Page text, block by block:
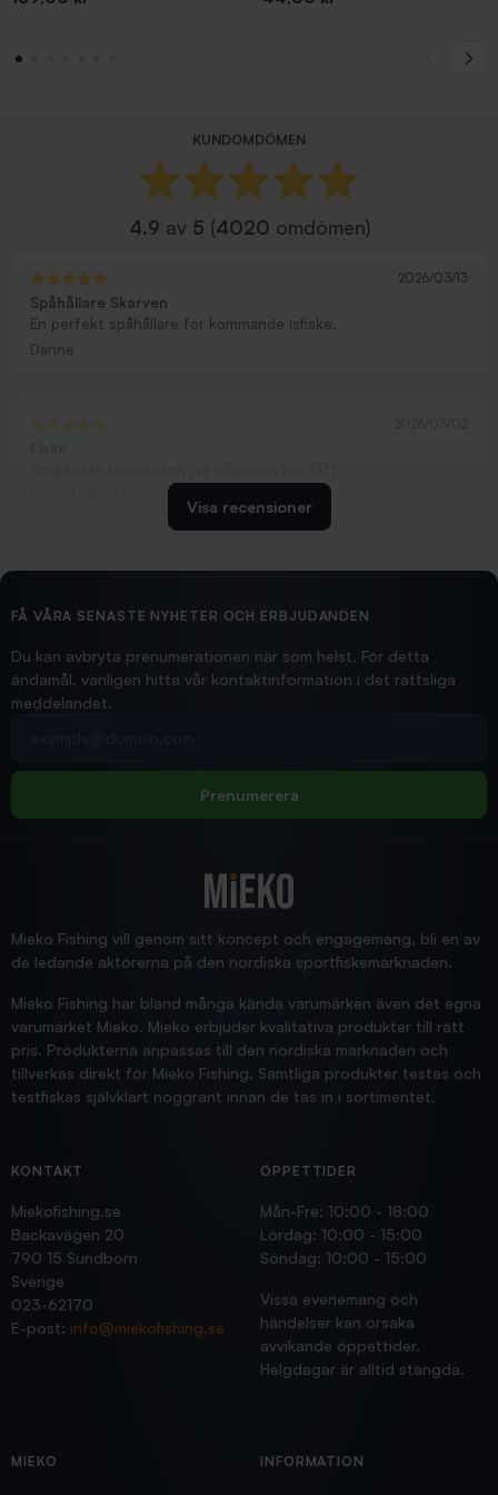
KUNDOMDÖMEN
4.9 av 5 (4020 omdömen)
2026/03/13
Spåhållare Skarven
En perfekt spåhållare för kommande isfiske.
Danne
2026/02/19
Hittade exakt vad jag behövde. Snabb och bra...
Jensa
Visa recensioner
FÅ VÅRA SENASTE NYHETER OCH ERBJUDANDEN
Du kan avbryta prenumerationen när som helst. För detta
ändamål, vänligen hitta vår kontaktinformation i det rättsliga
meddelandet.
Prenumerera
Mieko Fishing vill genom sitt koncept och engagemang, bli en av
de ledande aktörerna på den nordiska sportfiskemarknaden.
Mieko Fishing har bland många kända varumärken även det egna
varumärket Mieko. Mieko erbjuder kvalitativa produkter till rätt
pris. Produkterna anpassas till den nordiska marknaden och
tillverkas direkt för Mieko Fishing. Samtliga produkter testas och
testfiskas självklart noggrant innan de tas in i sortimentet.
KONTAKT
Miekofishing.se
Backavägen 20
790 15 Sundborn
Sverige
023-62170
E-post: info@miekofishing.se
ÖPPETTIDER
Mån-Fre: 10:00 - 18:00
Lördag: 10:00 - 15:00
Söndag: 10:00 - 15:00
Vissa evenemang och
händelser kan orsaka
avvikande öppettider.
Helgdagar är alltid stängda.
MIEKO INFORMATION